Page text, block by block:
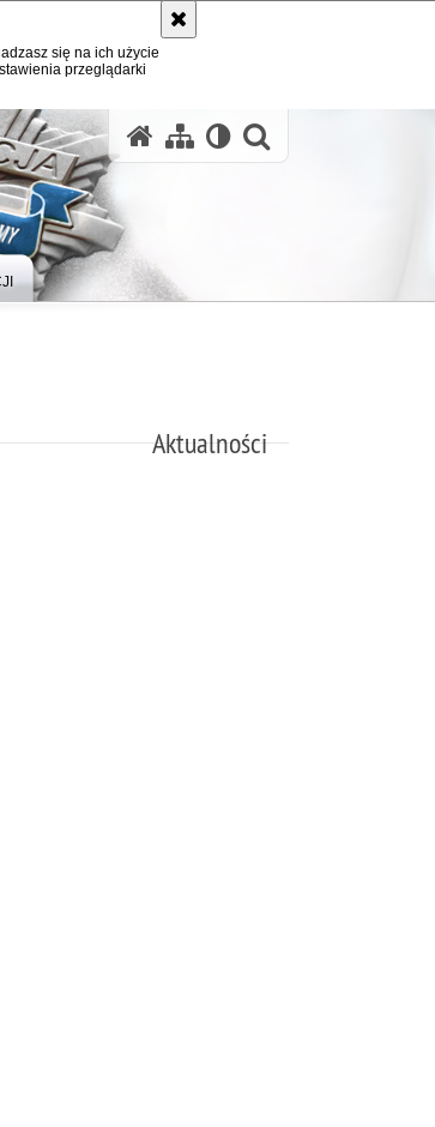
się na ich użycie
przeglądarki
Aktualności